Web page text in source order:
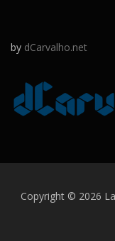
by dCarvalho.net
Copyright © 2026